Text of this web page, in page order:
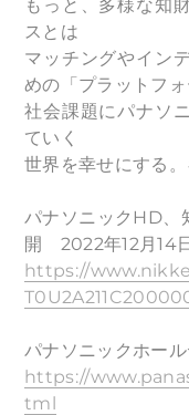
もっと、多様な知
スとは
マッチングやイン
めの「プラットフ
社会課題にパナソ
ていく
世界を幸せにする
パナソニックHD、
開 2022年12月14
https://
パナソニックホー
https://
tml